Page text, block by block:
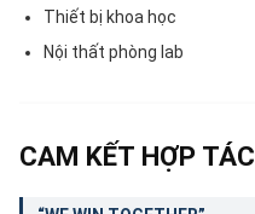
Thiết bị khoa học
Nội thất phòng lab
CAM KẾT HỢP TÁC